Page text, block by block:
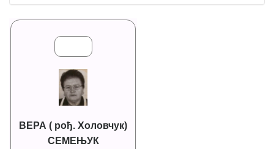
ВЕРА ( рођ. Холовчук)
СЕМЕЊУК